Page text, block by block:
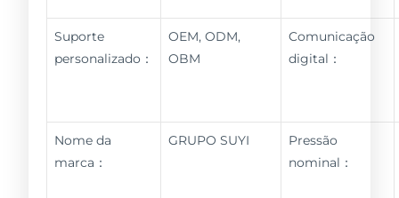
Suporte
personalizado：
OEM, ODM,
OBM
Comunicação
digital：
Nome da
marca：
GRUPO SUYI
Pressão
nominal：